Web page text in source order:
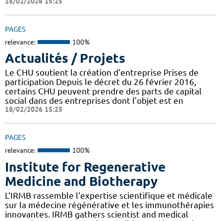
PAGES
relevance: 100%
Actualités / Projets
Le CHU soutient la création d'entreprise Prises de
participation Depuis le décret du 26 février 2016,
certains CHU peuvent prendre des parts de capital
social dans des entreprises dont l’objet est en
18/02/2026 15:25
PAGES
relevance: 100%
Institute for Regenerative
Medicine and Biotherapy
L'IRMB rassemble l'expertise scientifique et médicale
sur la médecine régénérative et les immunothérapies
innovantes. IRMB gathers scientist and medical